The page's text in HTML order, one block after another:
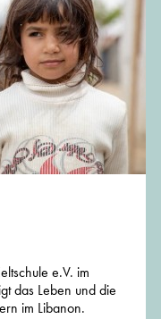
e.V. im
das Leben und die
im Libanon.